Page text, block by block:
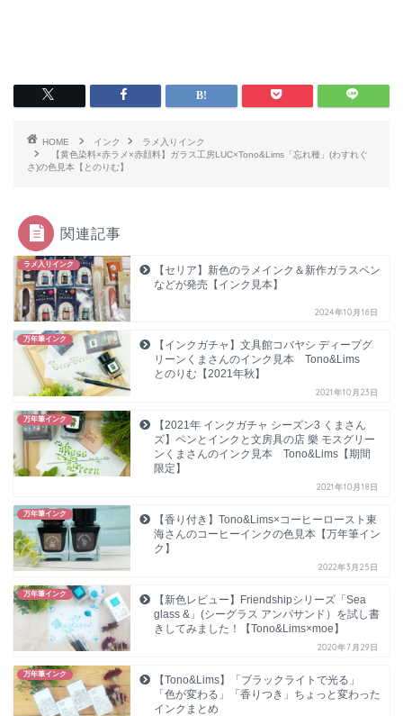
HOME インク
ラメ入りインク
【黄色染料×赤ラメ×赤顔料】ガラス工房LUC×Tono&Lims「忘れ種」(わすれぐ
さ)の色見本【とのりむ】
関連記事
ラメ入りインク
【セリア】新色のラメインク＆新作ガラスペン
などが発売【インク見本】
2024年10月16日
万年筆インク
【インクガチャ】文具館コバヤシ ディープグ
リーンくまさんのインク見本 Tono&Lims
とのりむ【2021年秋】
2021年10月23日
万年筆インク
【2021年 インクガチャ シーズン3 くまさん
ズ】ペンとインクと文房具の店 樂 モスグリー
ンくまさんのインク見本 Tono&Lims【期間
限定】
2021年10月18日
万年筆インク
【香り付き】Tono&Lims×コーヒーロースト東
海さんのコーヒーインクの色見本【万年筆イン
ク】
2022年3月25日
万年筆インク
【新色レビュー】Friendshipシリーズ「Sea
glass &」(シーグラス アンパサンド）を試し書
きしてみました！【Tono&Lims×moe】
2020年7月29日
万年筆インク
【Tono&Lims】「ブラックライトで光る」
「色が変わる」「香りつき」ちょっと変わった
インクまとめ